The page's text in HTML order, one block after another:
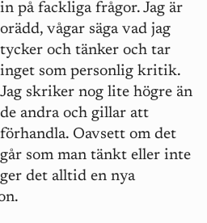
in på fackliga frågor. Jag är
orädd, vågar säga vad jag
tycker och tänker och tar
inget som personlig kritik.
Jag skriker nog lite högre än
de andra och gillar att
förhandla. Oavsett om det
går som man tänkt eller inte
ger det alltid en nya